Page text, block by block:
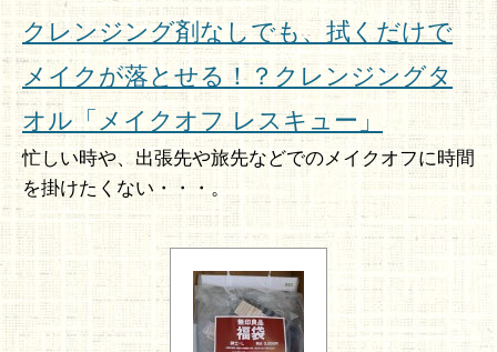
クレンジング剤なしでも、拭くだけで
メイクが落とせる！？クレンジングタ
オル「メイクオフ レスキュー」
忙しい時や、出張先や旅先などでのメイクオフに時間
を掛けたくない・・・。